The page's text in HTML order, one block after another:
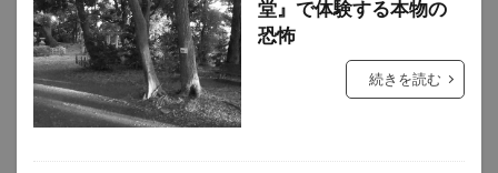
堂』で体験する本物の
恐怖
続きを読む